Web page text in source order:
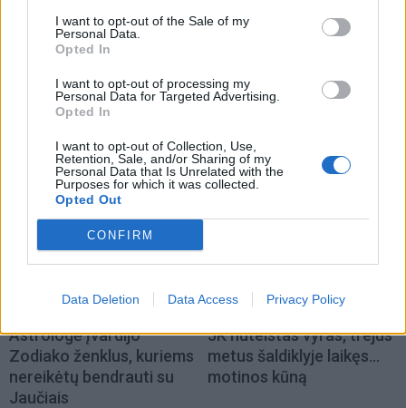
I want to opt-out of the Sale of my
Personal Data.
Opted In
I want to opt-out of processing my
Personal Data for Targeted Advertising.
Opted In
I want to opt-out of Collection, Use,
Retention, Sale, and/or Sharing of my
Personal Data that Is Unrelated with the
Purposes for which it was collected.
Opted Out
CONFIRM
Data Deletion Data Access Privacy Policy
NAUJI
Horoskopai
Astrologė įvardijo
Zodiako ženklus, kuriems
nereikėtų bendrauti su
Jaučiais
Pasaulis
JK nuteistas vyras, trejus
metus šaldiklyje laikęs...
motinos kūną